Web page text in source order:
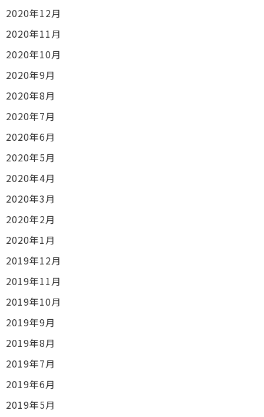
2020年12月
2020年11月
2020年10月
2020年9月
2020年8月
2020年7月
2020年6月
2020年5月
2020年4月
2020年3月
2020年2月
2020年1月
2019年12月
2019年11月
2019年10月
2019年9月
2019年8月
2019年7月
2019年6月
2019年5月